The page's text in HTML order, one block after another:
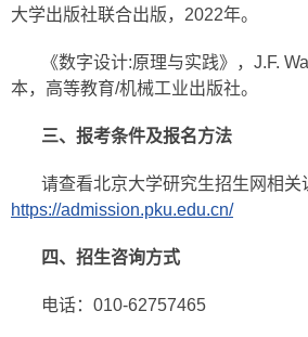
大学出版社联合出版，2022年。
《数字设计:原理与实践》，J.F.
本，高等教育/机械工业出版社。
三、报考条件及报名方法
请查看北京大学研究生招生网相关
https://admission.pku.edu.cn/
四、招生咨询方式
电话：010-62757465